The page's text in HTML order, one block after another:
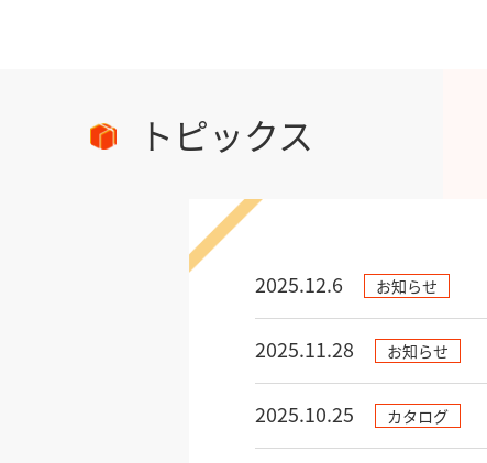
トピックス
2025.12.6 お知らせ
2025.11.28 お知らせ
2025.10.25 カタログ